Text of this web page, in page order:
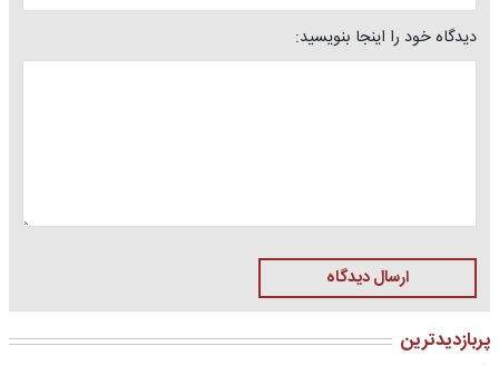
دیدگاه خود را اینجا بنویسید:
ارسال دیدگاه
پربازدیدترین